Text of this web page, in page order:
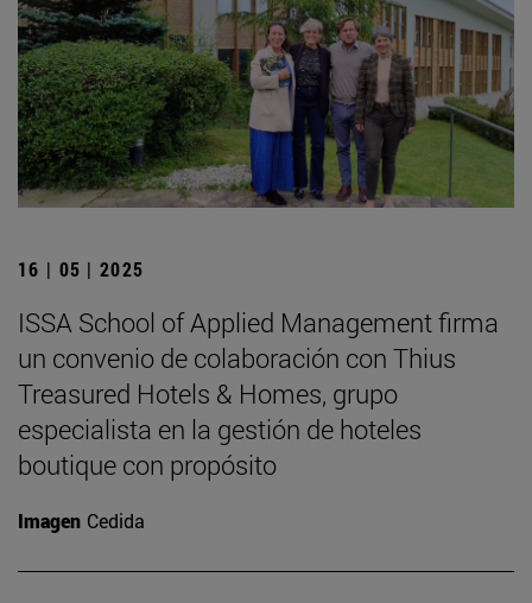
16 | 05 | 2025
ISSA School of Applied Management firma
un convenio de colaboración con Thius
Treasured Hotels & Homes, grupo
especialista en la gestión de hoteles
boutique con propósito
Imagen Cedida